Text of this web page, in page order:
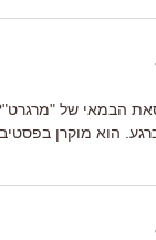
הבמאי של
הוא מוקרן